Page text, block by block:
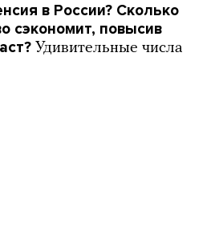
в России? Сколько
сэкономит, повысив
Удивительные числа